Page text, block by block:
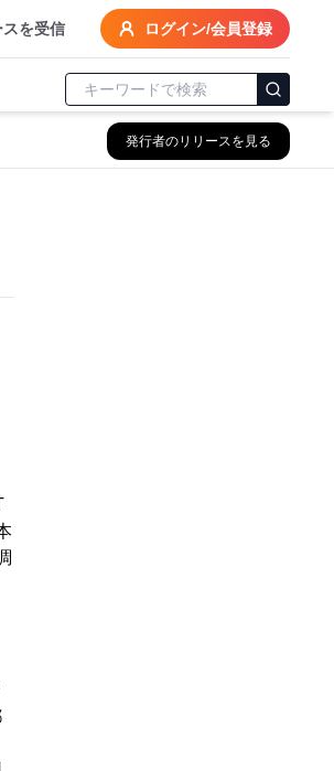
を受信 ログイン/会員登録
発行者のリリースを見る